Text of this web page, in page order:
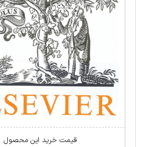
قیمت خرید این محصول